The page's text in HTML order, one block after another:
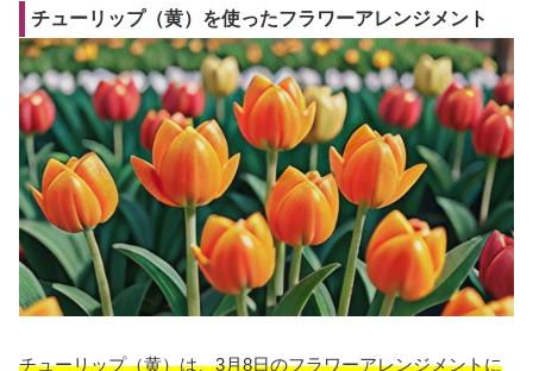
チューリップ（黄）を使ったフラワーアレンジメント
チューリップ（黄）は、3月8日のフラワーアレンジメントに